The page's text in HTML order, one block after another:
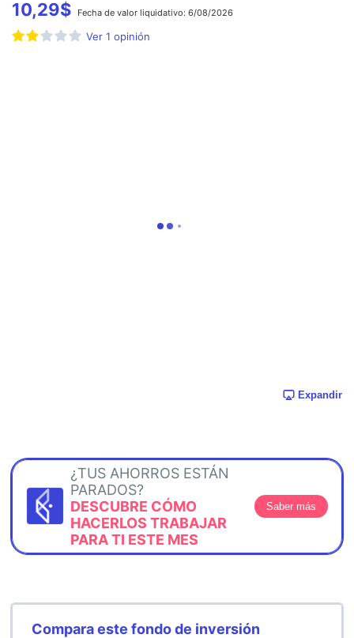
10,29$ Fecha de valor liquidativo: 6/08/2026
Ver 1 opinión
Expandir
¿TUS AHORROS ESTÁN
PARADOS?
DESCUBRE CÓMO
HACERLOS TRABAJAR
PARA TI ESTE MES
Saber más
Compara este fondo de inversión